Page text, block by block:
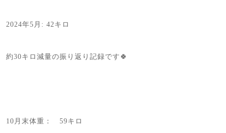
2024年5月: 42キロ
約30キロ減量の振り返り記録です🍀
10月末体重： 59キロ